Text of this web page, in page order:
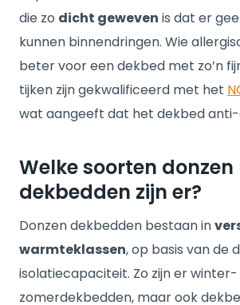
die zo dicht geweven is dat er
kunnen binnendringen. Wie
beter voor een dekbed met zo’n
tijken zijn gekwalificeerd met het
wat aangeeft dat het dekbed anti-
Welke soorten donzen
dekbedden zijn er?
Donzen dekbedden bestaan in
warmteklassen, op basis van de
isolatiecapaciteit. Zo zijn er
zomerdekbedden, maar ook